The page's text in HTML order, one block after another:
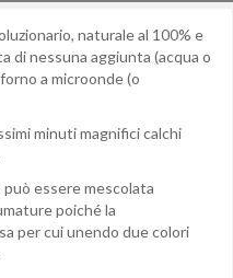
naturale al 100% e
di nessuna aggiunta (acqua o
a microonde (o
minuti magnifici calchi
essere mescolata
poiché la
per cui unendo due colori